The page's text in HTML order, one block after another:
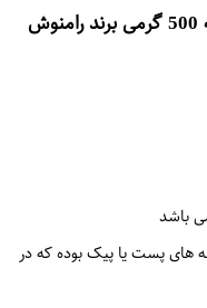
باشد
های پست یا پیک بوده که در